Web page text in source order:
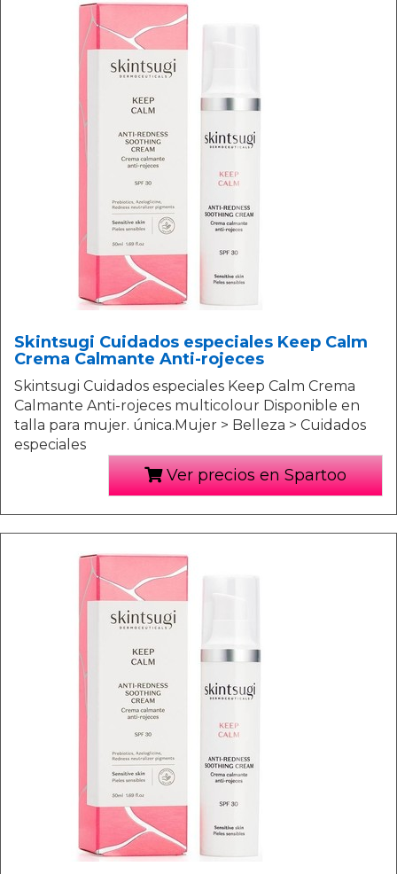
Skintsugi Cuidados especiales Keep Calm
Crema Calmante Anti-rojeces
Skintsugi Cuidados especiales Keep Calm Crema
Calmante Anti-rojeces multicolour Disponible en
talla para mujer. única.Mujer > Belleza > Cuidados
especiales
Ver precios en Spartoo